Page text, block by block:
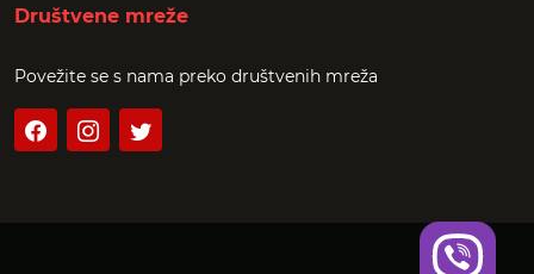
Društvene mreže
Povežite se s nama preko društvenih mreža